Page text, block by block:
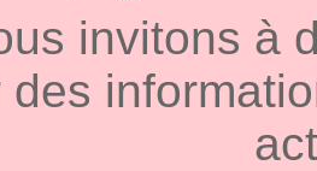
invitons à
des